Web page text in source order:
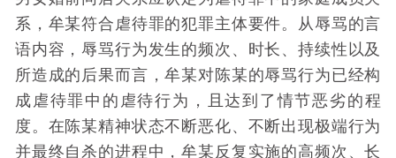
系，牟某符合虐待罪的犯罪主体要件。从辱骂的言
语内容，辱骂行为发生的频次、时长、持续性以及
所造成的后果而言，牟某对陈某的辱骂行为已经构
成虐待罪中的虐待行为，且达到了情节恶劣的程
度。在陈某精神状态不断恶化、不断出现极端行为
并最终自杀的进程中，牟某反复实施的高频次、长